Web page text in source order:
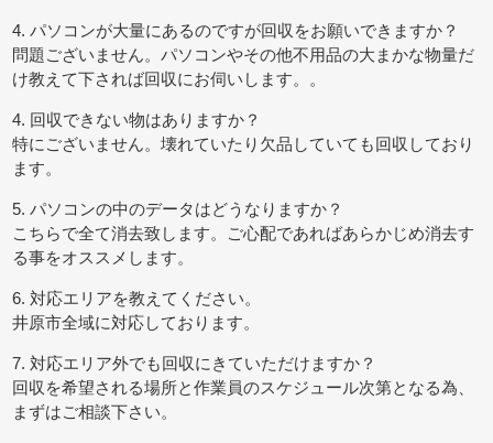
4. パソコンが大量にあるのですが回収をお願いできますか？
問題ございません。パソコンやその他不用品の大まかな物量だ
け教えて下されば回収にお伺いします。。
4. 回収できない物はありますか？
特にございません。壊れていたり欠品していても回収しており
ます。
5. パソコンの中のデータはどうなりますか？
こちらで全て消去致します。ご心配であればあらかじめ消去す
る事をオススメします。
6. 対応エリアを教えてください。
井原市全域に対応しております。
7. 対応エリア外でも回収にきていただけますか？
回収を希望される場所と作業員のスケジュール次第となる為、
まずはご相談下さい。